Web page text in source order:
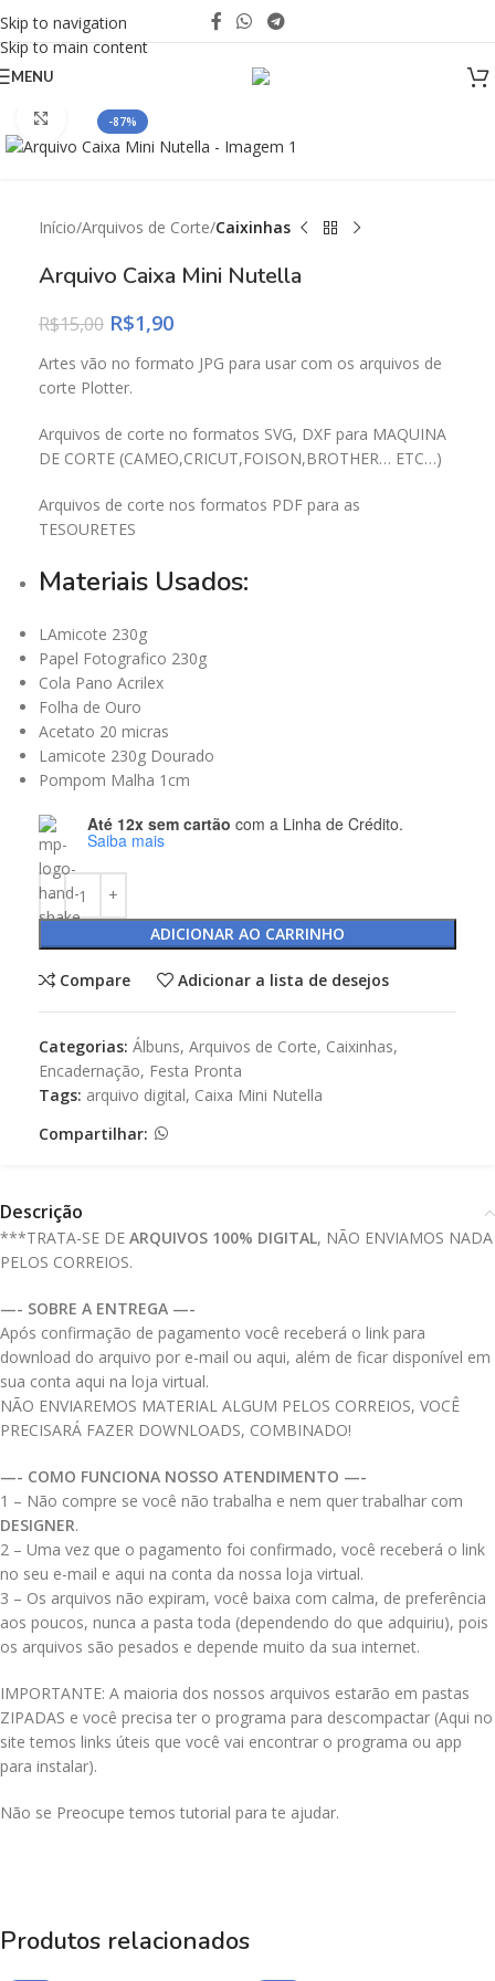
Skip to navigation
Skip to main content
MENU
-87%
Click to enlarge
Início Arquivos de Corte Caixinhas
Arquivo Caixa Mini Nutella
R$15,00 R$1,90
Artes vão no formato JPG para usar com os arquivos de
corte Plotter.
Arquivos de corte no formatos SVG, DXF para MAQUINA
DE CORTE (CAMEO,CRICUT,FOISON,BROTHER… ETC…)
Arquivos de corte nos formatos PDF para as
TESOURETES
Materiais Usados:
LAmicote 230g
Papel Fotografico 230g
Cola Pano Acrilex
Folha de Ouro
Acetato 20 micras
Lamicote 230g Dourado
Pompom Malha 1cm
Até 12x sem cartão com a Linha de Crédito.
Saiba mais
ADICIONAR AO CARRINHO
Compare Adicionar a lista de desejos
Categorias: Álbuns, Arquivos de Corte, Caixinhas,
Encadernação, Festa Pronta
Tags: arquivo digital, Caixa Mini Nutella
Compartilhar:
Descrição
***TRATA-SE DE ARQUIVOS 100% DIGITAL, NÃO ENVIAMOS NADA
PELOS CORREIOS.
—- SOBRE A ENTREGA —-
Após confirmação de pagamento você receberá o link para
download do arquivo por e-mail ou aqui, além de ficar disponível em
sua conta aqui na loja virtual.
NÃO ENVIAREMOS MATERIAL ALGUM PELOS CORREIOS, VOCÊ
PRECISARÁ FAZER DOWNLOADS, COMBINADO!
—- COMO FUNCIONA NOSSO ATENDIMENTO —-
1 – Não compre se você não trabalha e nem quer trabalhar com
DESIGNER.
2 – Uma vez que o pagamento foi confirmado, você receberá o link
no seu e-mail e aqui na conta da nossa loja virtual.
3 – Os arquivos não expiram, você baixa com calma, de preferência
aos poucos, nunca a pasta toda (dependendo do que adquiriu), pois
os arquivos são pesados e depende muito da sua internet.
IMPORTANTE: A maioria dos nossos arquivos estarão em pastas
ZIPADAS e você precisa ter o programa para descompactar (Aqui no
site temos links úteis que você vai encontrar o programa ou app
para instalar).
Não se Preocupe temos tutorial para te ajudar.
Produtos relacionados